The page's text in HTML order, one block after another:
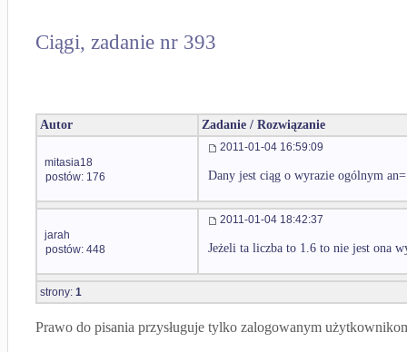
Ciągi, zadanie nr 393
Autor Zadanie / Rozwiązanie
mitasia18
postów: 176
2011-01-04 16:59:09
Dany jest ciąg o wyrazie ogólnym
jarah
postów: 448
2011-01-04 18:42:37
Jeżeli ta liczba to 1.6 to nie jest ona
strony: 1
Prawo do pisania przysługuje tylko zalogowanym